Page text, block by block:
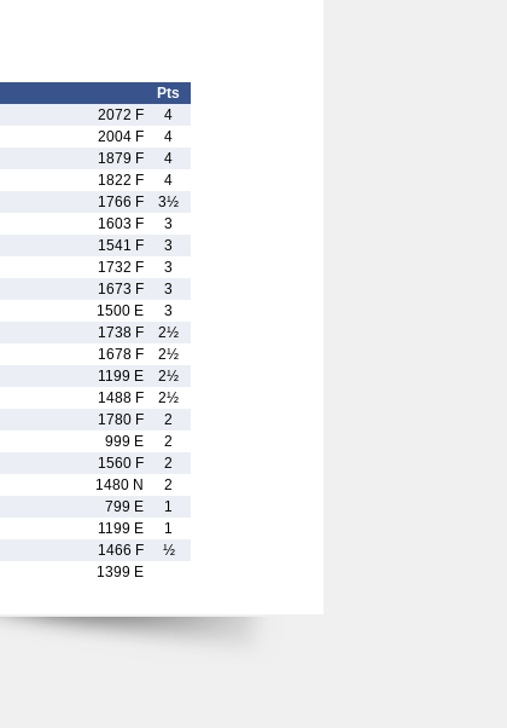
Pts
2072 F
4
2004 F
4
1879 F
4
1822 F
4
1766 F
3½
1603 F
3
1541 F
3
1732 F
3
1673 F
3
1500 E
3
1738 F
2½
1678 F
2½
1199 E
2½
1488 F
2½
1780 F
2
999 E
2
1560 F
2
1480 N
2
799 E
1
1199 E
1
1466 F
½
1399 E